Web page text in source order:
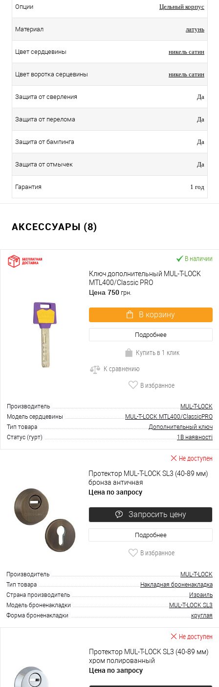
Опции Цельный корпус
Материал латунь
Цвет сердцевины никель сатин
Цвет воротка серцевины никель сатин
Защита от сверления Да
Защита от перелома Да
Защита от бампинга Да
Защита от отмычек Да
Гарантия 1 год
АКСЕССУАРЫ (8)
В наличии
Ключ дополнительный MUL-T-LOCK
MTL400/Classic PRO
Цена 750 грн.
В корзину
Подробнее
Купить в 1 клик
К сравнению
В избранное
Производитель
MUL-T-LOCK
Модель сердцевины
MUL-T-LOCK MTL400/ClassicPRO
Тип товара
Дополнительный ключ
Статус (гурт)
1В наявності
Не доступен
Протектор MUL-T-LOCK SL3 (40-89 мм)
бронза античная
Цена по запросу
Запросить цену
Подробнее
В избранное
Производитель
MUL-T-LOCK
Тип товара
Накладная броненакладка
Страна производитель
Израиль
Модель броненакладки
MUL-T-LOCK SL3
Форма броненакладки
круглая
Не доступен
Протектор MUL-T-LOCK SL3 (40-89 мм)
хром полированный
Цена по запросу